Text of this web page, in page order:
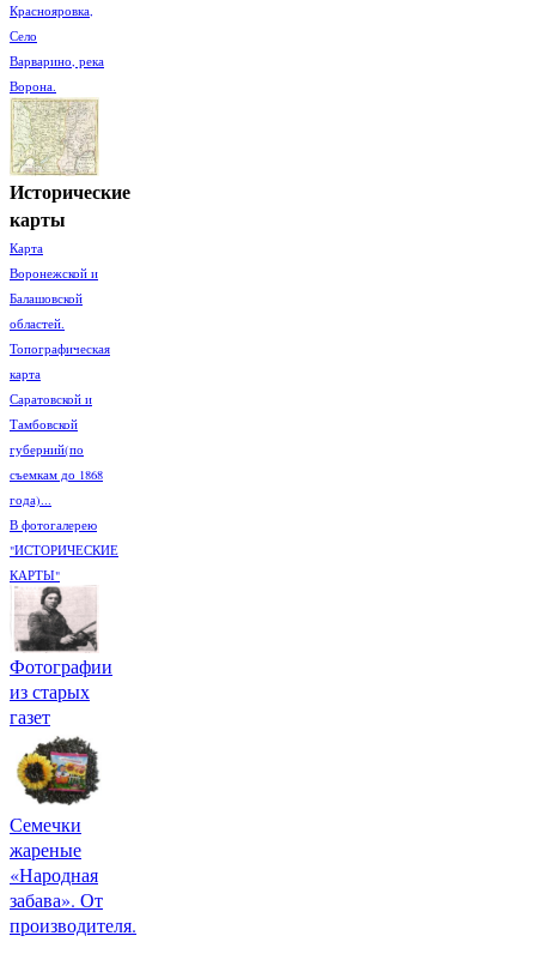
Краснояровка,
Село
Варварино, река
Ворона.
Исторические
карты
Карта
Воронежской и
Балашовской
областей.
Топографическая
карта
Саратовской и
Тамбовской
губерний(по
съемкам до 1868
года)...
В фотогалерею
"ИСТОРИЧЕСКИЕ
КАРТЫ"
Фотографии
из старых
газет
Семечки
жареные
«Народная
забава». От
производителя.